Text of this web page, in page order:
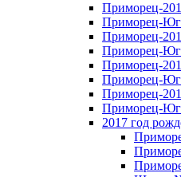
Приморец-
Приморец-Юг
Приморец-
Приморец-Юг
Приморец-
Приморец-Юг
Приморец-
Приморец-Юг
2017 год